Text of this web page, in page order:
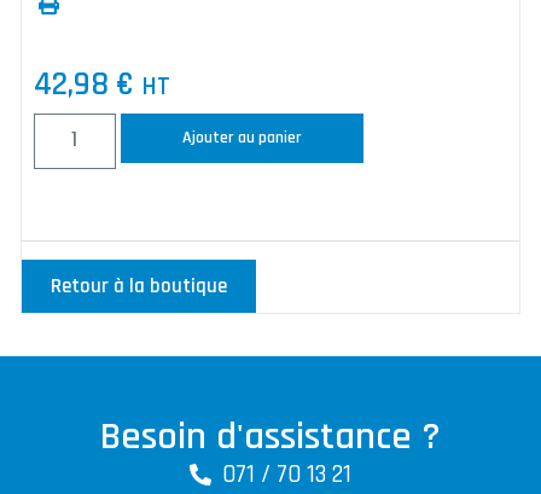
42,98 € HT
Ajouter au panier
Retour à la boutique
Besoin d'assistance ?
071 / 70 13 21